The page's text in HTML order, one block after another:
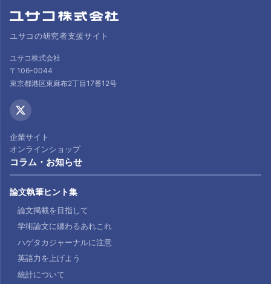
ユサコの研究者支援サイト
ユサコ株式会社
〒106-0044
東京都港区東麻布2丁目17番12号
企業サイト
オンラインショップ
コラム・お知らせ
論文執筆ヒント集
論文掲載を目指して
学術論文に纏わるあれこれ
ハゲタカジャーナルに注意
英語力を上げよう
統計について